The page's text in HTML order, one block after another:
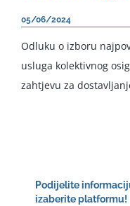
05/06/2024
Odluku o izboru
usluga kolektivnog
zahtjevu za
Podijelite
izaberite platformu!